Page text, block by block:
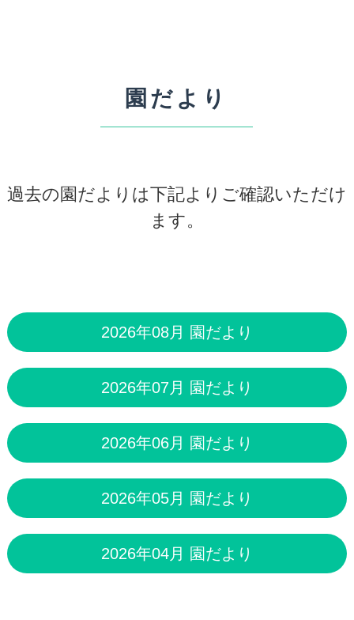
園だより
過去の園だよりは下記よりご確認いただけ
ます。
2026年08月 園だより
2026年07月 園だより
2026年06月 園だより
2026年05月 園だより
2026年04月 園だより